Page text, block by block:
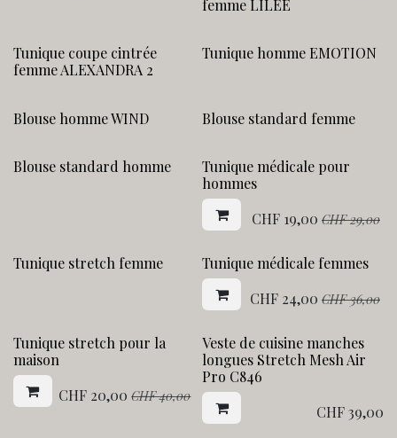
femme LILEE
Tunique coupe cintrée
femme ALEXANDRA 2
Tunique homme EMOTION
Blouse homme WIND Blouse standard femme
Blouse standard homme Action !
Tunique médicale pour
hommes
CHF 19,00 CHF29,00
Tunique stretch femme Action !
Tunique médicale femmes
CHF 24,00 CHF36,00
Action !
Tunique stretch pour la
maison
CHF 20,00 CHF40,00
Veste de cuisine manches
longues Stretch Mesh Air
Pro C846
CHF39,00